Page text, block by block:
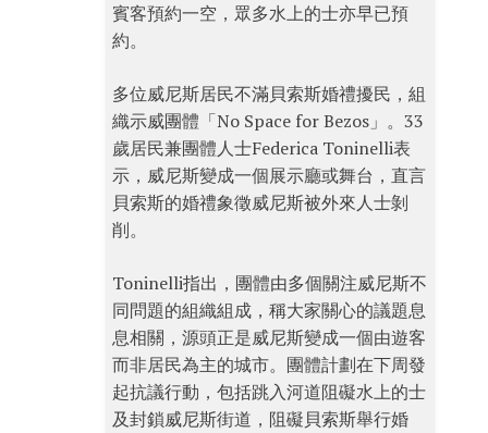
賓客預約一空，眾多水上的士亦早已預
約。
多位威尼斯居民不滿貝索斯婚禮擾民，組
織示威團體「No Space for Bezos」。33
歲居民兼團體人士Federica Toninelli表
示，威尼斯變成一個展示廳或舞台，直言
貝索斯的婚禮象徵威尼斯被外來人士剝
削。
Toninelli指出，團體由多個關注威尼斯不
同問題的組織組成，稱大家關心的議題息
息相關，源頭正是威尼斯變成一個由遊客
而非居民為主的城市。團體計劃在下周發
起抗議行動，包括跳入河道阻礙水上的士
及封鎖威尼斯街道，阻礙貝索斯舉行婚